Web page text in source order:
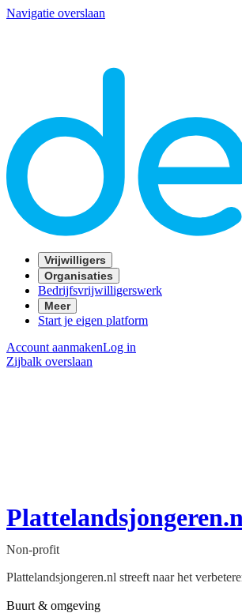
Navigatie overslaan
Vrijwilligers
Organisaties
Bedrijfsvrijwilligerswerk
Meer
Start je eigen platform
Account aanmakenLog in
Zijbalk overslaan
Non-profit
Plattelandsjongeren.nl streeft naar het
Buurt & omgeving